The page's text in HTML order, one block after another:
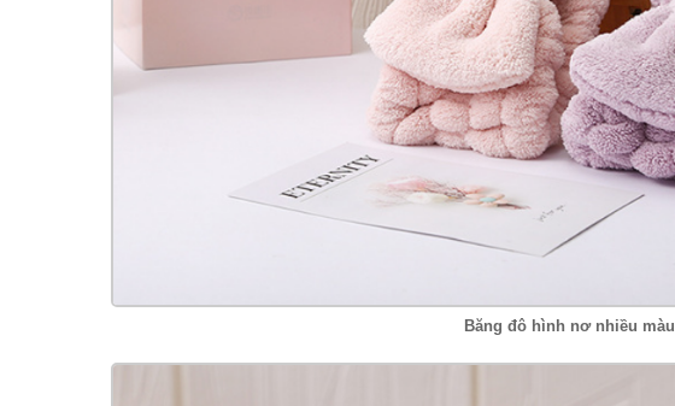
Băng đô hình nơ nhiều màu